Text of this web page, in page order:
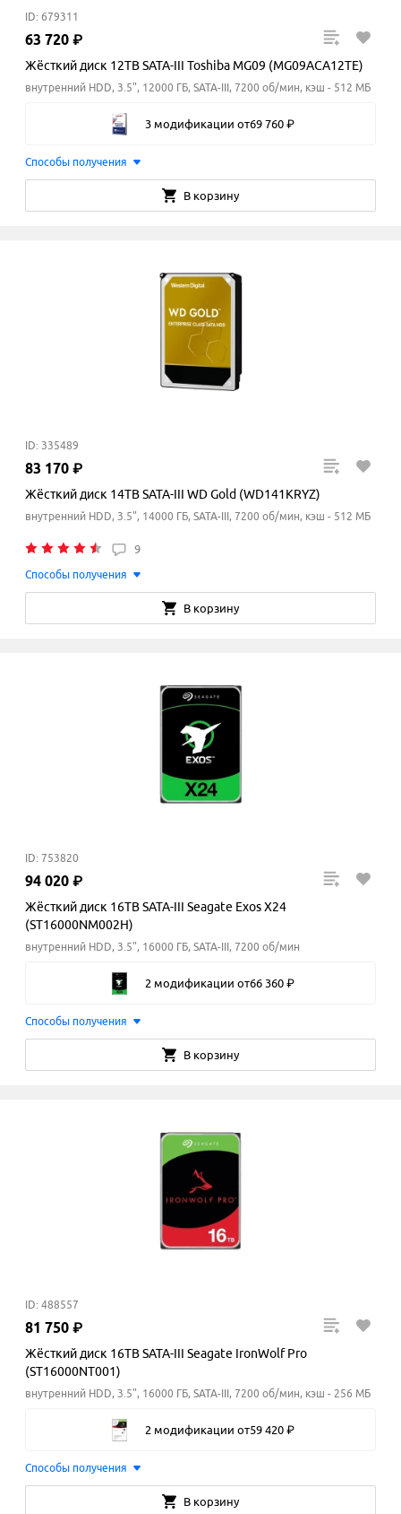
ID: 679311
63 720 ₽
Жёсткий диск 12TB SATA-III Toshiba MG09 (MG09ACA12TE)
внутренний HDD, 3.5", 12000 ГБ, SATA-III, 7200 об/мин, кэш - 512 МБ
3 модификации от69 760 ₽
Способы получения
В корзину
ID: 335489
83 170 ₽
Жёсткий диск 14TB SATA-III WD Gold (WD141KRYZ)
внутренний HDD, 3.5", 14000 ГБ, SATA-III, 7200 об/мин, кэш - 512 МБ
9
Способы получения
В корзину
ID: 753820
94 020 ₽
Жёсткий диск 16TB SATA-III Seagate Exos X24
(ST16000NM002H)
внутренний HDD, 3.5", 16000 ГБ, SATA-III, 7200 об/мин
2 модификации от66 360 ₽
Способы получения
В корзину
ID: 488557
81 750 ₽
Жёсткий диск 16TB SATA-III Seagate IronWolf Pro
(ST16000NT001)
внутренний HDD, 3.5", 16000 ГБ, SATA-III, 7200 об/мин, кэш - 256 МБ
2 модификации от59 420 ₽
Способы получения
В корзину